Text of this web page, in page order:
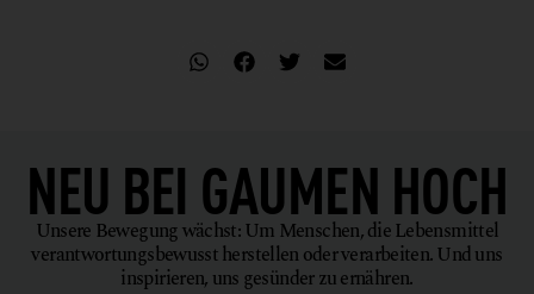
NEU BEI GAUMEN HOCH
Unsere Bewegung wächst: Um Menschen, die Lebensmittel
verantwortungsbewusst herstellen oder verarbeiten. Und uns
inspirieren, uns gesünder zu ernähren.